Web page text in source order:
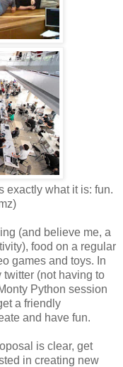
exactly what it is: fun.
(and believe me, a
food on a regular
games and toys. In
(not having to
Python session
a friendly
and have fun.
is clear, get
in creating new